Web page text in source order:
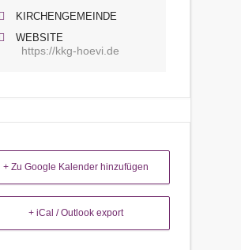
KIRCHENGEMEINDE
WEBSITE
https://kkg-hoevi.de
+ Zu Google Kalender hinzufügen
+ iCal / Outlook export